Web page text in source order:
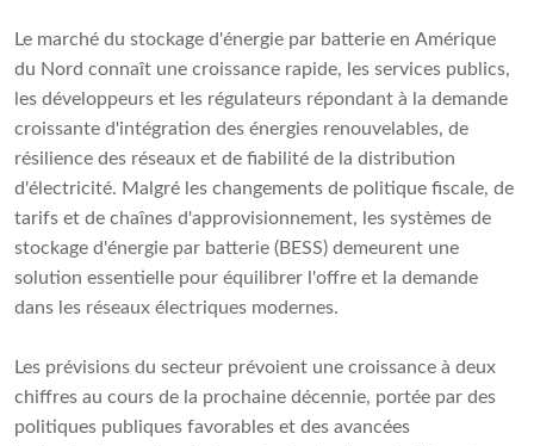
Le marché du stockage d'énergie par batterie en Amérique
du Nord connaît une croissance rapide, les services publics,
les développeurs et les régulateurs répondant à la demande
croissante d'intégration des énergies renouvelables, de
résilience des réseaux et de fiabilité de la distribution
d'électricité. Malgré les changements de politique fiscale, de
tarifs et de chaînes d'approvisionnement, les systèmes de
stockage d'énergie par batterie (BESS) demeurent une
solution essentielle pour équilibrer l'offre et la demande
dans les réseaux électriques modernes.
Les prévisions du secteur prévoient une croissance à deux
chiffres au cours de la prochaine décennie, portée par des
politiques publiques favorables et des avancées